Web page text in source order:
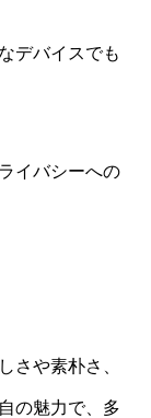
デバイスでも
イバシーへの
さや素朴さ、
の魅力で、多